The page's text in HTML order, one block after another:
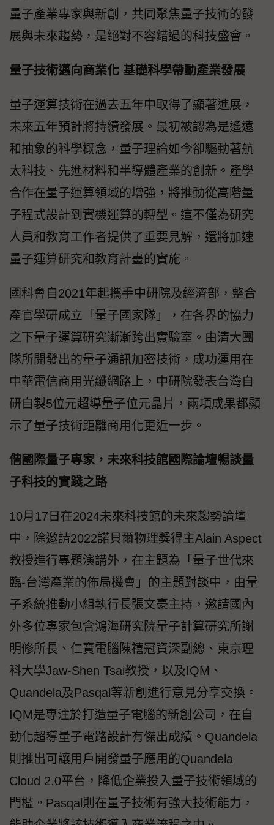
量子產業專家與新創，共同聚焦量子技術的發
展與未來趨勢，是絕對不容錯過的科技盛會。
量子技術邁向商業化 基礎科學帶動產業發展
量子運算技術在過去五年中取得了顯著進展，
未來五年預計將持續發展。最初被認為是遙遠
和抽象的科學概念，量子理論如今卻驅動著航
太科技、先進材料和半導體產業的創新。產學
合作在量子運算領域的增強，將推動從高階量
子程式設計到實機運算的轉型。這不僅為研究
人員和教育工作者提供了重要見解，還將加速
量子運算研究和教育計畫的實施。
國科會自2021年起攜手中研院及經濟部，整合
產官學研成立「量子國家隊」，在各界的協力
之下量子運算研究漸漸跨出實驗室。由清大團
隊所開發出的量子通訊加密技術，成功運用在
中華電信商用光纖網路上，中研院發表台灣自
研自製5位元超導量子位元晶片，兩項成果都顯
示了量子技術距離商用化更近一步。
偕國際量子專家，未來科技館國際論壇暢談量
子科技的實踐之路
10月17日在2024未來科技館的未來趨勢論壇
中，除邀請2022諾貝爾物理獎得主Alain Aspect
教授進行專題演講外，在主題為「量子世代來
臨-台灣產業的佈局機會」的主題對談中，由量
子系統推動小組執行長張文豪主持，邀請國內
外多位專家包含鴻海研究院量子計算研究所謝
明修所長、仁寶電腦陳禧冠資深副總、東京理
科大學Jaw-Shen Tsai教授，以及IQM、
Quandela及Pasqal等新創進行意見分享交換。
IQM是專注於打造量子電腦的新創公司，在自
動化超導量子電路設計有傑出成績。Quandela
則推出可讓用戶開發量子應用的Quandela
Cloud 2.0平台，降低企業投入量子技術領域的
門檻。Pasqal則在量子技術有強大技術能力，